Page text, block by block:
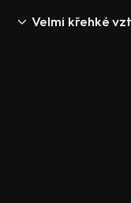
Velmi křehké